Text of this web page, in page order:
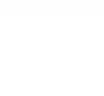
nadłonowej, uczucie
niezamierzona utrata masy
objawy raka pęcherza
regularne wizyty i badania
spadek masy ciała
prowadzącym.
negatywnie
może być